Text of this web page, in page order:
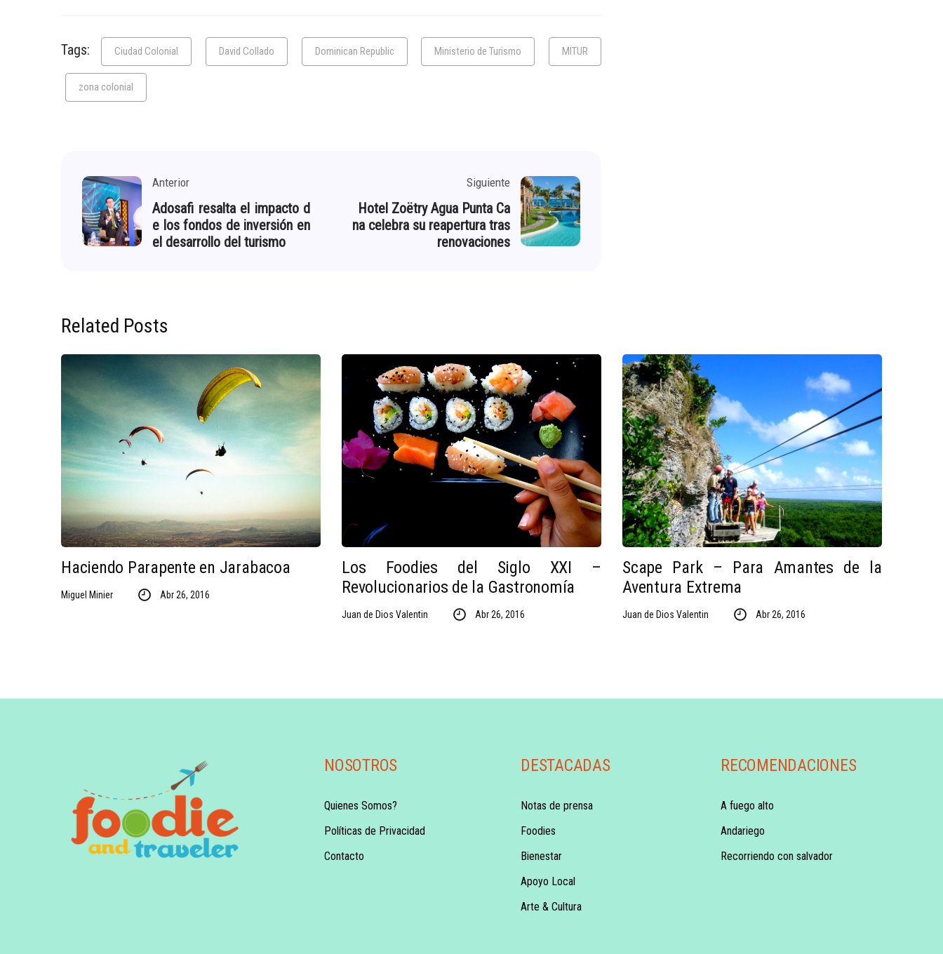
Tags: Ciudad Colonial David Collado Dominican Republic Ministerio de Turismo MITUR
zona colonial
Anterior
Adosafi resalta el impacto d
e los fondos de inversión en
el desarrollo del turismo
Siguiente
Hotel Zoëtry Agua Punta Ca
na celebra su reapertura tras
renovaciones
Related Posts
Haciendo Parapente en Jarabacoa
Miguel Minier Abr 26, 2016
Los Foodies del Siglo XXI –
Revolucionarios de la Gastronomía
Juan de Dios Valentin Abr 26, 2016
Scape Park – Para Amantes de la
Aventura Extrema
Juan de Dios Valentin Abr 26, 2016
NOSOTROS
Quienes Somos?
Políticas de Privacidad
Contacto
DESTACADAS
Notas de prensa
Foodies
Bienestar
Apoyo Local
Arte & Cultura
RECOMENDACIONES
A fuego alto
Andariego
Recorriendo con salvador